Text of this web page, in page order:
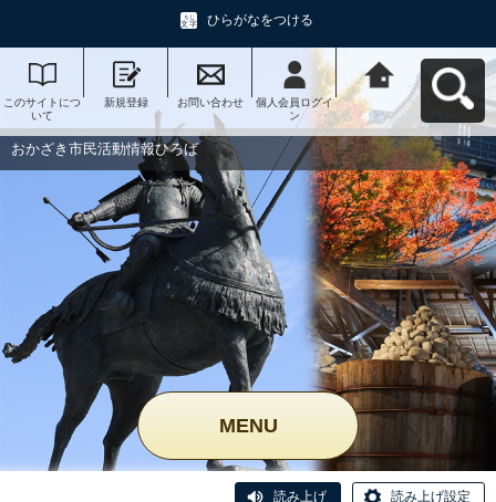
ひらがなをつける
このサイトにつ
いて
新規登録 お問い合わせ
個人会員ログイ
ン
おかざき市民活
動情報ひろばへ
戻る
おかざき市民活動情報ひろば
MENU
読み上げ 読み上げ設定